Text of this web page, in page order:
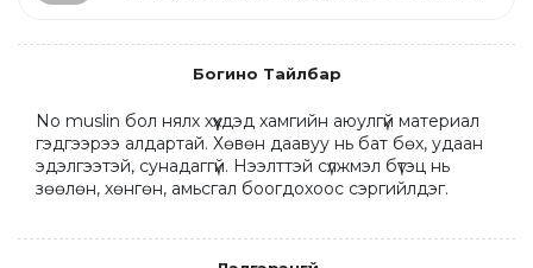
Богино Тайлбар
No muslin бол нялх хүүхдэд хамгийн аюулгүй материал
гэдгээрээ алдартай. Хөвөн даавуу нь бат бөх, удаан
эдэлгээтэй, сунадаггүй. Нээлттэй сүлжмэл бүтэц нь
зөөлөн, хөнгөн, амьсгал боогдохоос сэргийлдэг.